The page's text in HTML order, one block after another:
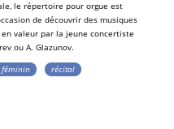
, le répertoire pour orgue est
de découvrir des musiques
valeur par la jeune concertiste
ou A. Glazunov.
féminin récital